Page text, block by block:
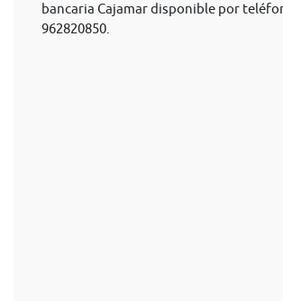
bancaria Cajamar disponible por
962820850.